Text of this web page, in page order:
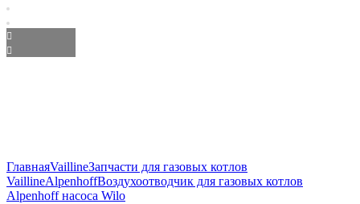
ГлавнаяVaillineЗапчасти для газовых котлов
VaillineAlpenhoffВоздухоотводчик для газовых котлов
Alpenhoff насоса Wilo